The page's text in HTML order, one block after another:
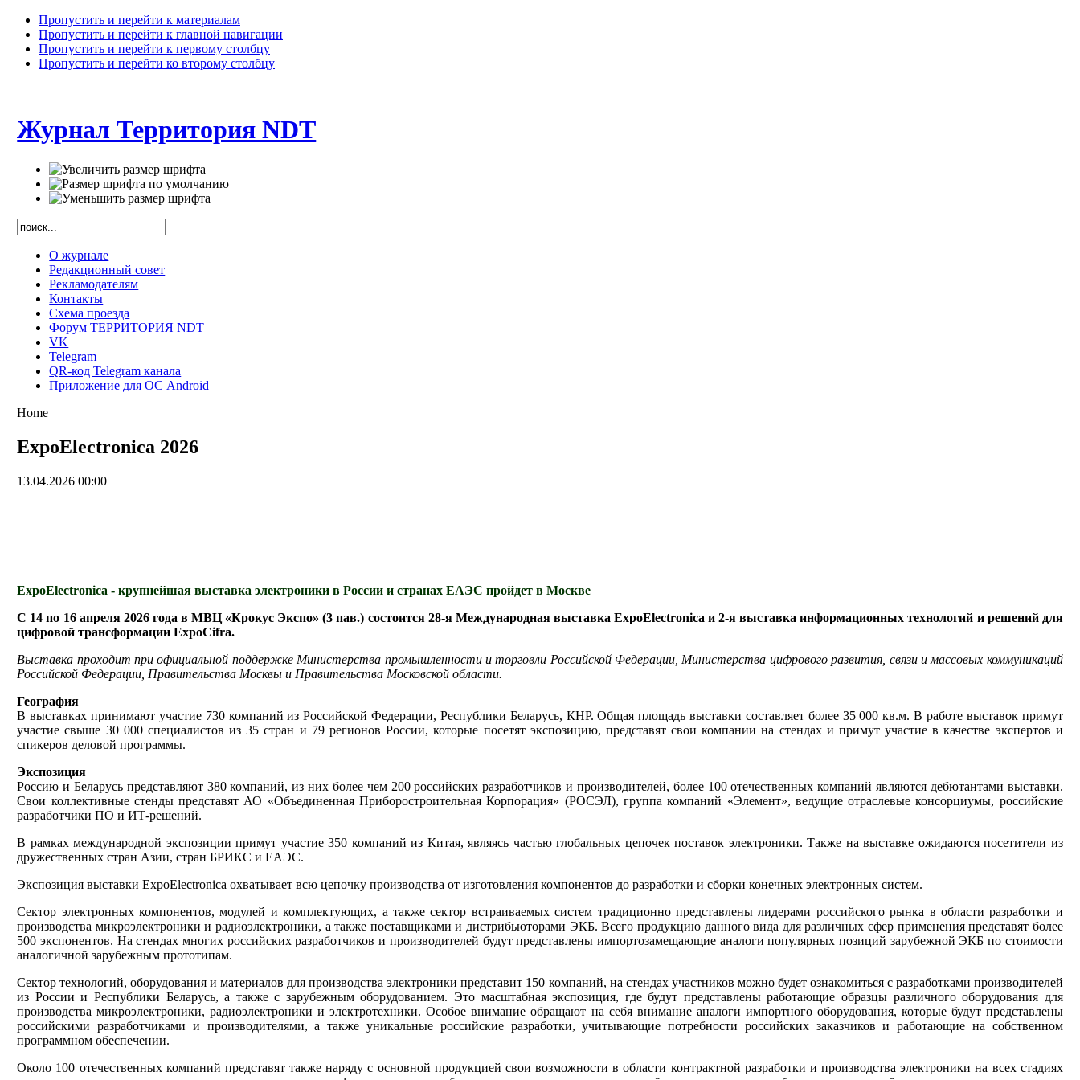
Пропустить и перейти к материалам
Пропустить и перейти к главной навигации
Пропустить и перейти к первому столбцу
Пропустить и перейти ко второму столбцу
Журнал Территория NDT
О журнале
Редакционный совет
Рекламодателям
Контакты
Схема проезда
Форум ТЕРРИТОРИЯ NDT
VK
Telegram
QR-код Telegram канала
Приложение для ОС Android
Home
ExpoElectronica 2026
13.04.2026 00:00
ExpoElectronica - крупнейшая выставка электроники в России и странах ЕАЭС пройдет в Москве
С 14 по 16 апреля 2026 года в МВЦ «Крокус Экспо» (3 пав.) состоится 28-я Международная выставка ExpoElectronica и 2-я выставка информационных технологий и решений для
цифровой трансформации ExpoCifra.
Выставка проходит при официальной поддержке Министерства промышленности и торговли Российской Федерации, Министерства цифрового развития, связи и массовых коммуникаций
Российской Федерации, Правительства Москвы и Правительства Московской области.
География
В выставках принимают участие 730 компаний из Российской Федерации, Республики Беларусь, КНР. Общая площадь выставки составляет более 35 000 кв.м. В работе выставок примут
участие свыше 30 000 специалистов из 35 стран и 79 регионов России, которые посетят экспозицию, представят свои компании на стендах и примут участие в качестве экспертов и
спикеров деловой программы.
Экспозиция
Россию и Беларусь представляют 380 компаний, из них более чем 200 российских разработчиков и производителей, более 100 отечественных компаний являются дебютантами выставки.
Свои коллективные стенды представят АО «Объединенная Приборостроительная Корпорация» (РОСЭЛ), группа компаний «Элемент», ведущие отраслевые консорциумы, российские
разработчики ПО и ИТ-решений.
В рамках международной экспозиции примут участие 350 компаний из Китая, являясь частью глобальных цепочек поставок электроники. Также на выставке ожидаются посетители из
дружественных стран Азии, стран БРИКС и ЕАЭС.
Экспозиция выставки ExpoElectronica охватывает всю цепочку производства от изготовления компонентов до разработки и сборки конечных электронных систем.
Сектор электронных компонентов, модулей и комплектующих, а также сектор встраиваемых систем традиционно представлены лидерами российского рынка в области разработки и
производства микроэлектроники и радиоэлектроники, а также поставщиками и дистрибьюторами ЭКБ. Всего продукцию данного вида для различных сфер применения представят более
500 экспонентов. На стендах многих российских разработчиков и производителей будут представлены импортозамещающие аналоги популярных позиций зарубежной ЭКБ по стоимости
аналогичной зарубежным прототипам.
Сектор технологий, оборудования и материалов для производства электроники представит 150 компаний, на стендах участников можно будет ознакомиться с разработками производителей
из России и Республики Беларусь, а также с зарубежным оборудованием. Это масштабная экспозиция, где будут представлены работающие образцы различного оборудования для
производства микроэлектроники, радиоэлектроники и электротехники. Особое внимание обращают на себя внимание аналоги импортного оборудования, которые будут представлены
российскими разработчиками и производителями, а также уникальные российские разработки, учитывающие потребности российских заказчиков и работающие на собственном
программном обеспечении.
Около 100 отечественных компаний представят также наряду с основной продукцией свои возможности в области контрактной разработки и производства электроники на всех стадиях